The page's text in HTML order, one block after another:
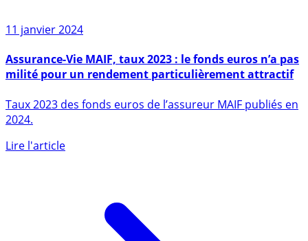
11 janvier 2024
Assurance-Vie MAIF, taux 2023 : le fonds euros n’a pas
milité pour un rendement particulièrement attractif
Taux 2023 des fonds euros de l’assureur MAIF publiés en
2024.
Lire l'article